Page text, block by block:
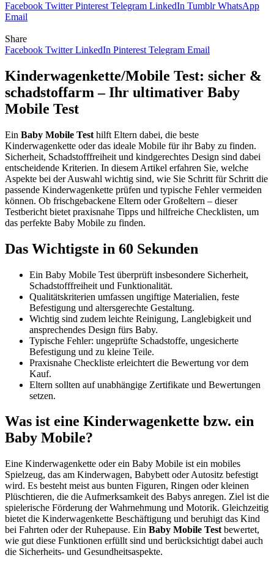
Facebook Twitter Pinterest Telegram LinkedIn Tumblr WhatsApp
Email
Share
Facebook Twitter LinkedIn Pinterest Telegram Email
Kinderwagenkette/Mobile Test: sicher &
schadstoffarm – Ihr ultimativer Baby
Mobile Test
Ein Baby Mobile Test hilft Eltern dabei, die beste
Kinderwagenkette oder das ideale Mobile für ihr Baby zu finden.
Sicherheit, Schadstofffreiheit und kindgerechtes Design sind dabei
entscheidende Kriterien. In diesem Artikel erfahren Sie, welche
Aspekte bei der Auswahl wichtig sind, wie Sie Schritt für Schritt die
passende Kinderwagenkette prüfen und typische Fehler vermeiden
können. Ob frischgebackene Eltern oder Großeltern – dieser
Testbericht bietet praxisnahe Tipps und hilfreiche Checklisten, um
das perfekte Baby Mobile zu finden.
Das Wichtigste in 60 Sekunden
Ein Baby Mobile Test überprüft insbesondere Sicherheit,
Schadstofffreiheit und Funktionalität.
Qualitätskriterien umfassen ungiftige Materialien, feste
Befestigung und altersgerechte Gestaltung.
Wichtig sind zudem leichte Reinigung, Langlebigkeit und
ansprechendes Design fürs Baby.
Typische Fehler: ungeprüfte Schadstoffe, ungesicherte
Befestigung und zu kleine Teile.
Praxisnahe Checkliste erleichtert die Bewertung vor dem
Kauf.
Eltern sollten auf unabhängige Zertifikate und Bewertungen
setzen.
Was ist eine Kinderwagenkette bzw. ein
Baby Mobile?
Eine Kinderwagenkette oder ein Baby Mobile ist ein mobiles
Spielzeug, das am Kinderwagen, Babybett oder Autositz befestigt
wird. Es besteht meist aus bunten Figuren, Ringen oder kleinen
Plüschtieren, die die Aufmerksamkeit des Babys anregen. Ziel ist die
spielerische Förderung der Wahrnehmung und Motorik. Gleichzeitig
bietet die Kinderwagenkette Beschäftigung und beruhigt das Kind
bei Fahrten oder der Ruhepause. Ein Baby Mobile Test bewertet,
wie gut diese Funktionen erfüllt sind und berücksichtigt dabei auch
die Sicherheits- und Gesundheitsaspekte.